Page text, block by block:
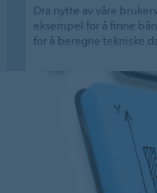
Dra nytte av våre
eksempel for å finne
for å beregne tekniske